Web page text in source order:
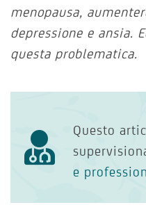
menopausa,
depressione e ansia.
questa problematica.
Questo
e